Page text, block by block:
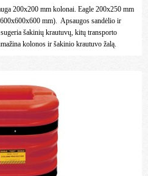
200x200 mm kolonai. Eagle 200x250 mm
mm). Apsaugos sandėlio ir
šakinių krautuvų, kitų transporto
kolonos ir šakinio krautuvo žalą.